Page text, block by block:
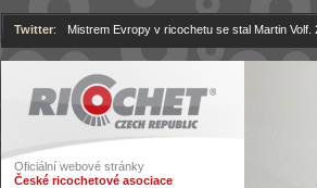
Ricochet
Oficiální webové stránky
České ricochetové asociace
Twitter: Mistrem Evropy v ricochetu se stal Martin